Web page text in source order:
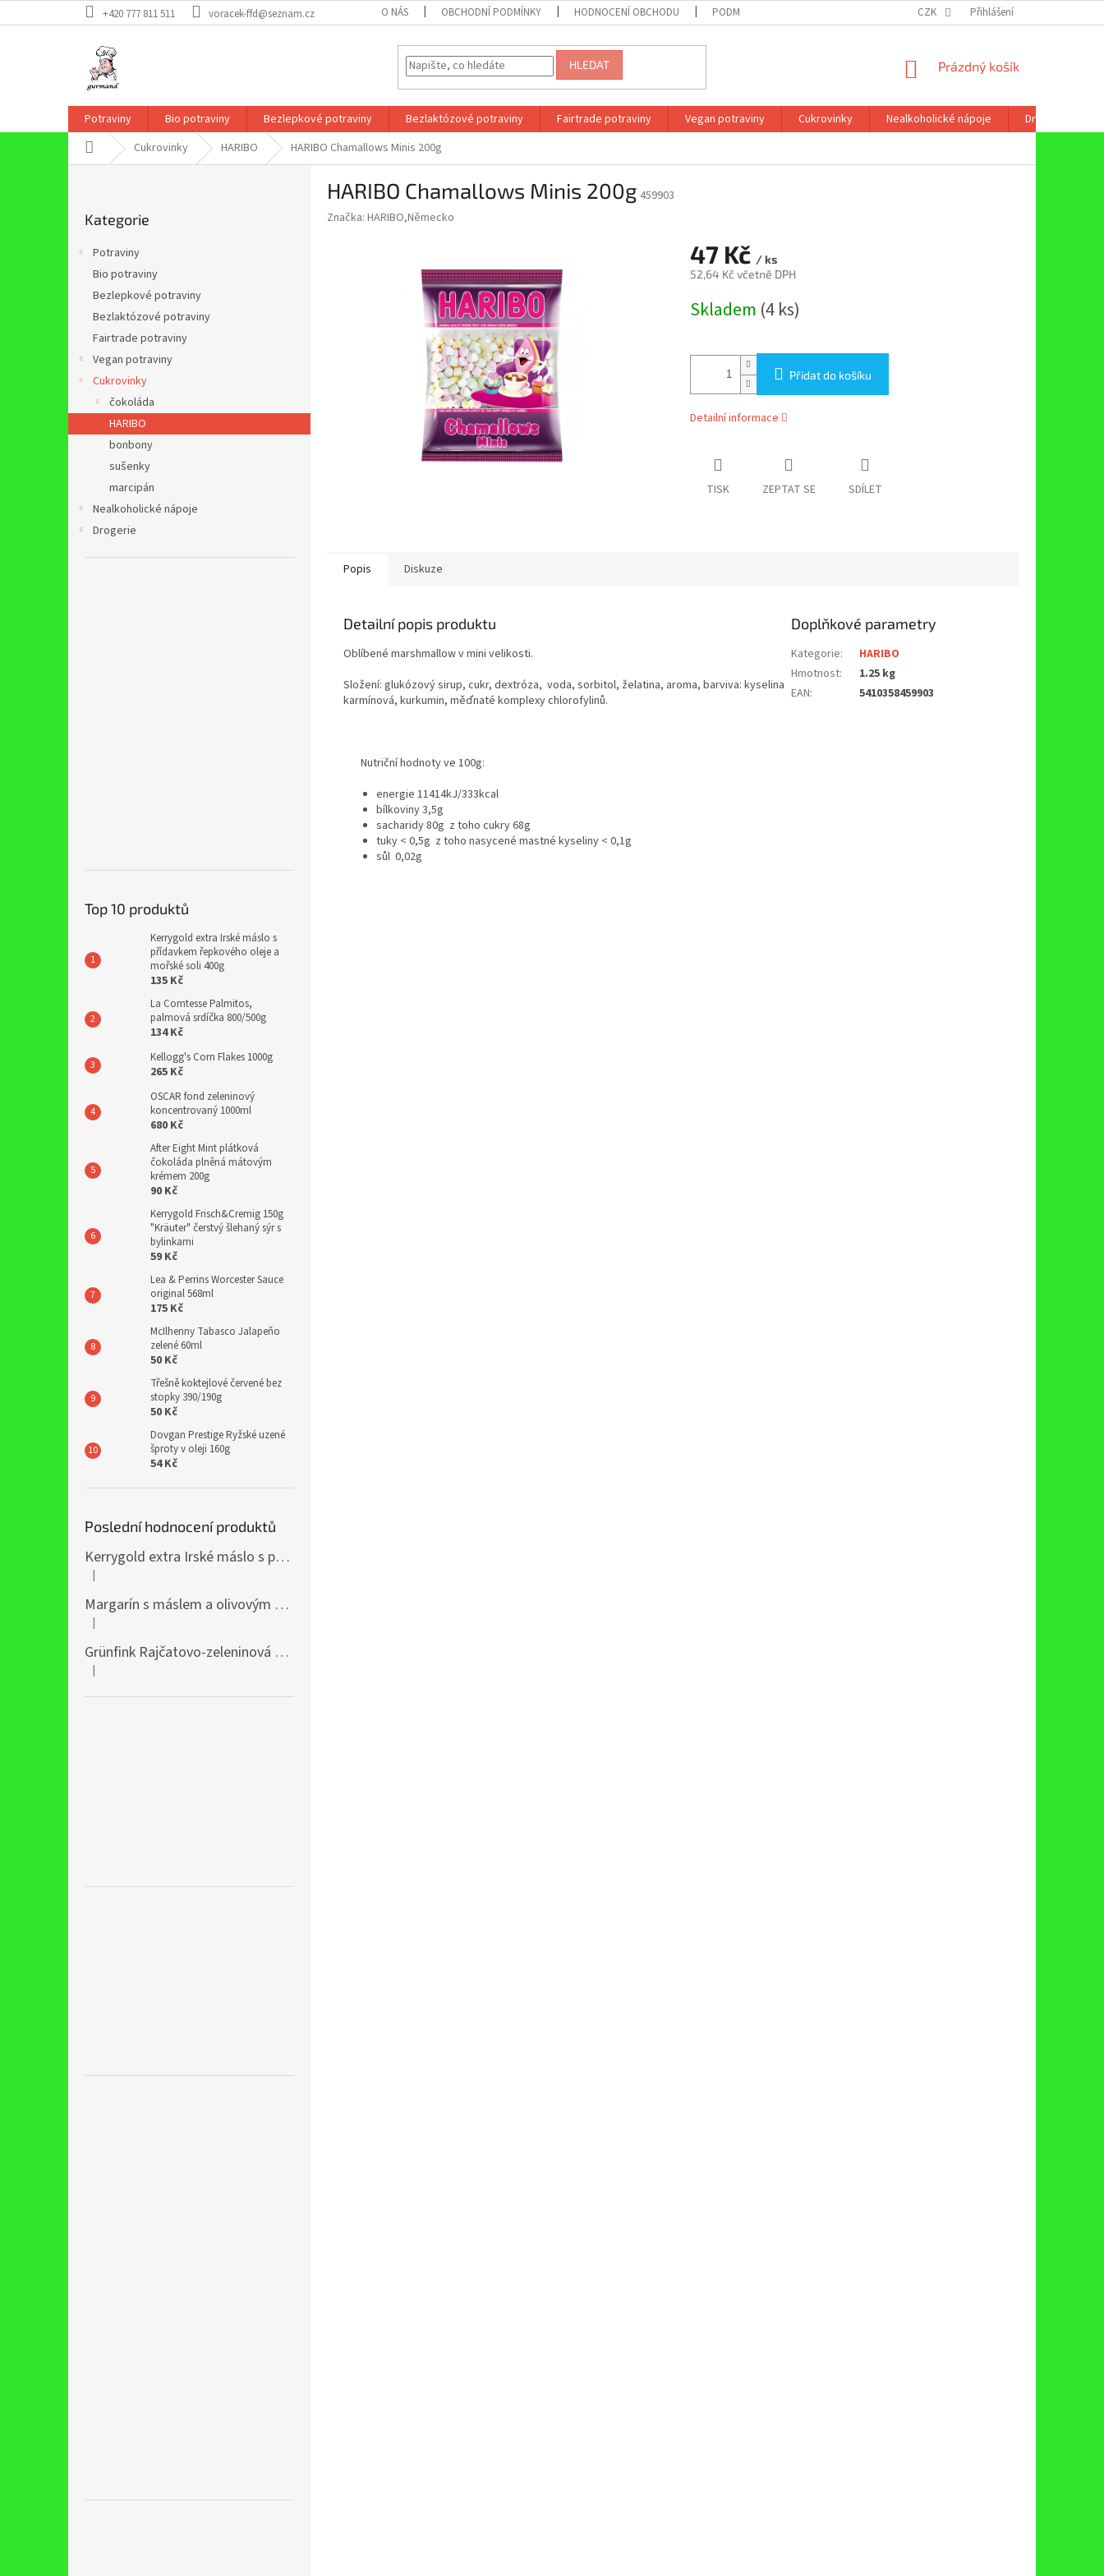
na
+420 777 811 511 voracek-ffd@seznam.cz O NÁS OBCHODNÍ PODMÍNKY HODNOCENÍ OBCHODU PODMÍNKY OCHRANY OSOBNÍCH ÚDAJŮ CZK Přihlášení
HLEDAT
NÁKUPNÍ
Prázdný košík
Potraviny Bio potraviny Bezlepkové potraviny Bezlaktózové potraviny Fairtrade potraviny Vegan potraviny Cukrovinky Nealkoholické nápoje Drogerie
Domů Cukrovinky HARIBO HARIBO Chamallows Minis 200g
l
kategorie
Kategorie
Potraviny
Bio potraviny
Bezlepkové potraviny
Bezlaktózové potraviny
Fairtrade potraviny
Vegan potraviny
Cukrovinky
čokoláda
HARIBO
bonbony
sušenky
marcipán
Nealkoholické nápoje
Drogerie
Top 10 produktů
Kerrygold extra Irské máslo s
přídavkem řepkového oleje a
mořské soli 400g
135 Kč
La Comtesse Palmitos,
palmová srdíčka 800/500g
134 Kč
Kellogg's Corn Flakes 1000g
265 Kč
OSCAR fond zeleninový
koncentrovaný 1000ml
680 Kč
After Eight Mint plátková
čokoláda plněná mátovým
krémem 200g
90 Kč
Kerrygold Frisch&Cremig 150g
"Kräuter" čerstvý šlehaný sýr s
bylinkami
59 Kč
Lea & Perrins Worcester Sauce
original 568ml
175 Kč
McIlhenny Tabasco Jalapeňo
zelené 60ml
50 Kč
Třešně koktejlové červené bez
stopky 390/190g
50 Kč
Dovgan Prestige Ryžské uzené
šproty v oleji 160g
54 Kč
Poslední hodnocení produktů
Kerrygold extra Irské máslo s přídavkem řepkového oleje 400g
Hodnocení produktu je 5 z 5 hvězdiček.
|
Margarín s máslem a olivovým olejem 38% 250g
Hodnocení produktu je 5 z 5 hvězdiček.
|
Grünfink Rajčatovo-zeleninová šťáva 1l
Hodnocení produktu je 5 z 5 hvězdiček.
|
HARIBO Chamallows Minis 200g 459903
Značka: HARIBO,Německo
47 Kč / ks
52,64 Kč včetně DPH
cena:
Skladem (4 ks)
Přidat do košíku
Detailní informace
TISK ZEPTAT SE SDÍLET
Popis Diskuze
Detailní popis produktu
Oblíbené marshmallow v mini velikosti.
Složení: glukózový sirup, cukr, dextróza, voda, sorbitol, želatina, aroma, barviva: kyselina
karmínová, kurkumin, měďnaté komplexy chlorofylinů.
Nutriční hodnoty ve 100g:
energie 11414kJ/333kcal
bílkoviny 3,5g
sacharidy 80g z toho cukry 68g
tuky < 0,5g z toho nasycené mastné kyseliny < 0,1g
sůl 0,02g
Doplňkové parametry
Kategorie:
HARIBO
Hmotnost:
1.25 kg
EAN: 5410358459903